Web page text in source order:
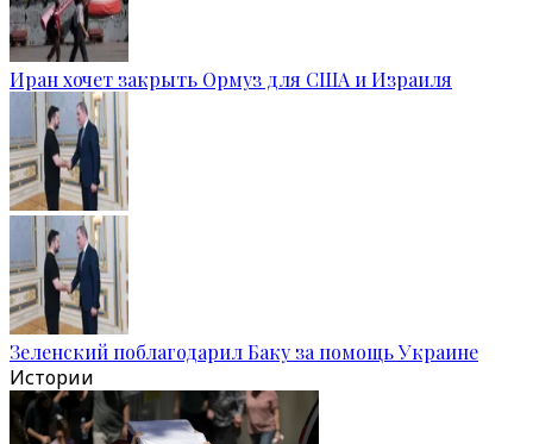
Иран хочет закрыть Ормуз для США и Израиля
Зеленский поблагодарил Баку за помощь Украине
Истории